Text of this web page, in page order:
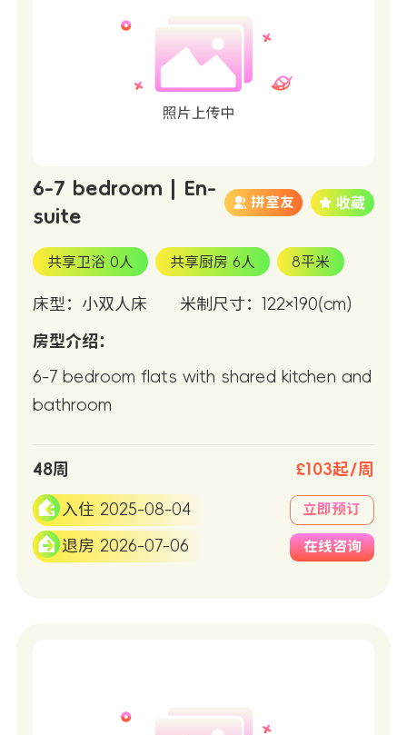
6-7 bedroom | En-
suite
拼室友
共享卫浴 0人 共享厨房 6人 8平米
床型：小双人床 米制尺寸：122×190(cm)
房型介绍：
6-7 bedroom flats with shared kitchen and
bathroom
48周 £103起/周
入住 2025-08-04
退房 2026-07-06
立即预订
在线咨询